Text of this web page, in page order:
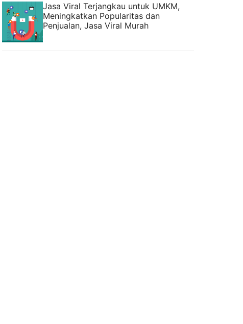
Jasa Viral Terjangkau untuk UMKM,
Meningkatkan Popularitas dan
Penjualan, Jasa Viral Murah